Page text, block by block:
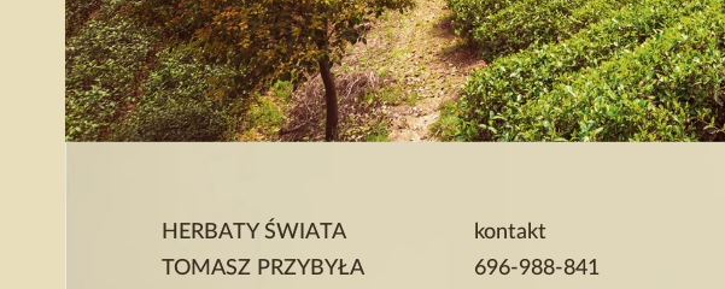
HERBATY ŚWIATA
TOMASZ PRZYBYŁA
kontakt
696-988-841